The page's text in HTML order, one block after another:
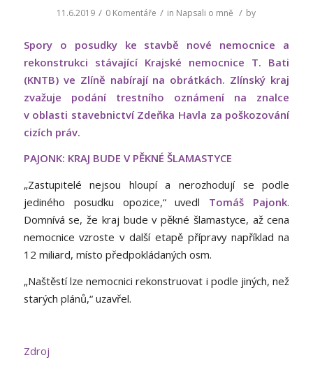
11.6.2019 / 0 Komentáře / in Napsali o mně / by
Spory o posudky ke stavbě nové nemocnice a
rekonstrukci stávající Krajské nemocnice T. Bati
(KNTB) ve Zlíně nabírají na obrátkách. Zlínský kraj
zvažuje podání trestního oznámení na znalce
v oblasti stavebnictví Zdeňka Havla za poškozování
cizích práv.
PAJONK: KRAJ BUDE V PĚKNÉ ŠLAMASTYCE
„Zastupitelé nejsou hloupí a nerozhodují se podle
jediného posudku opozice,“ uvedl Tomáš Pajonk.
Domnívá se, že kraj bude v pěkné šlamastyce, až cena
nemocnice vzroste v další etapě přípravy například na
12 miliard, místo předpokládaných osm.
„Naštěstí lze nemocnici rekonstruovat i podle jiných, než
starých plánů,“ uzavřel.
Zdroj